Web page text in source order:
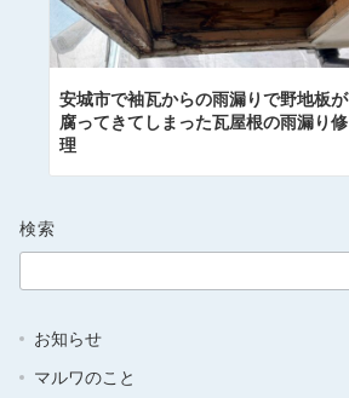
安城市で袖瓦からの雨漏りで野地板が
腐ってきてしまった瓦屋根の雨漏り修
理
検索
お知らせ
マルワのこと